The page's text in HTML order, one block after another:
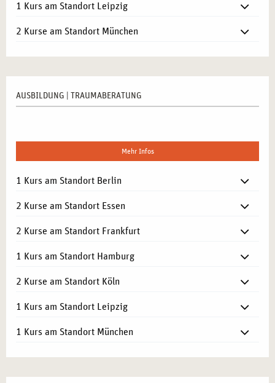
1 Kurs am Standort Leipzig
2 Kurse am Standort München
AUSBILDUNG | TRAUMABERATUNG
Mehr Infos
1 Kurs am Standort Berlin
2 Kurse am Standort Essen
2 Kurse am Standort Frankfurt
1 Kurs am Standort Hamburg
2 Kurse am Standort Köln
1 Kurs am Standort Leipzig
1 Kurs am Standort München